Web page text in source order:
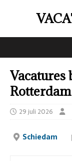
29 juli 2026
Schiedam